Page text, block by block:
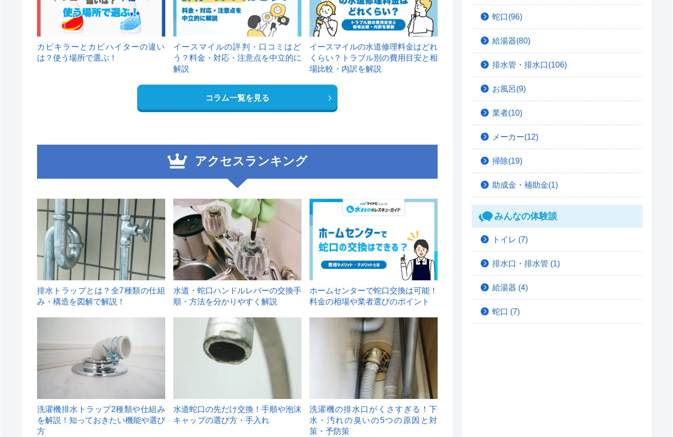
カビキラーとカビハイターの違い
は？使う場所で選ぶ！
イースマイルの評判・口コミはど
う？料金・対応・注意点を中立的に
解説
イースマイルの水道修理料金はどれ
くらい？トラブル別の費用目安と相
場比較・内訳を解説
コラム一覧を見る
アクセスランキング
1
排水トラップとは？全7種類の仕組
み・構造を図解で解説！
2
水道・蛇口ハンドルレバーの交換手
順・方法を分かりやすく解説
ホームセンターで蛇口交換は可能！
料金の相場や業者選びのポイント
洗濯機排水トラップ2種類や仕組み
を解説！知っておきたい機能や選び
方
水道蛇口の先だけ交換！手順や泡沫
キャップの選び方・手入れ
洗濯機の排水口がくさすぎる！下
水・汚れの臭いの5つの原因と対
策・予防策
蛇口(96)
給湯器(80)
排水管・排水口(106)
お風呂(9)
業者(10)
メーカー(12)
掃除(19)
助成金・補助金(1)
みんなの体験談
トイレ (7)
排水口・排水管 (1)
給湯器 (4)
蛇口 (7)